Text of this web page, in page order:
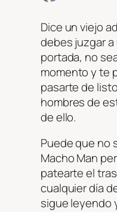
Dice un viejo
debes juzgar
portada, no
momento y te
pasarte de
hombres de
de ello.
Puede que no
Macho Man
patearte el
cualquier día
sigue leyendo